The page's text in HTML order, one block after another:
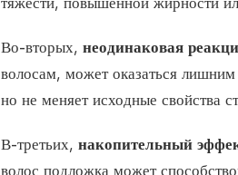
Во-вторых, неодинаковая
волосам, может оказаться
но не меняет исходные свойства
В-третьих, накопительный
волос подложка может